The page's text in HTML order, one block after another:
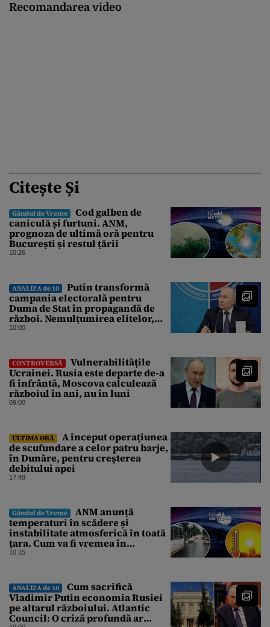
Recomandarea video
Citește Și
Gândul de Vreme
Cod galben de
caniculă și furtuni. ANM,
prognoza de ultimă oră pentru
București și restul țării
10:26
ANALIZA de 10
Putin transformă
campania electorală pentru
Duma de Stat în propagandă de
război. Nemulțumirea elitelor,
tratată cu indiferență la Kremlin
10:00
CONTROVERSĂ
Vulnerabilitățile
Ucrainei. Rusia este departe de-a
fi înfrântă, Moscova calculează
războiul în ani, nu în luni
09:00
ULTIMA ORĂ
A început operaţiunea
de scufundare a celor patru barje,
în Dunăre, pentru creşterea
debitului apei
17:48
Gândul de Vreme
ANM anunță
temperaturi în scădere și
instabilitate atmosferică în toată
țara. Cum va fi vremea în
București și când vin vijeliile
10:15
ANALIZA de 10
Cum sacrifică
Vladimir Putin economia Rusiei
pe altarul războiului. Atlantic
Council: O criză profundă ar